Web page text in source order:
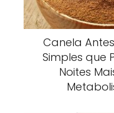
Canela
Simples que
Noites